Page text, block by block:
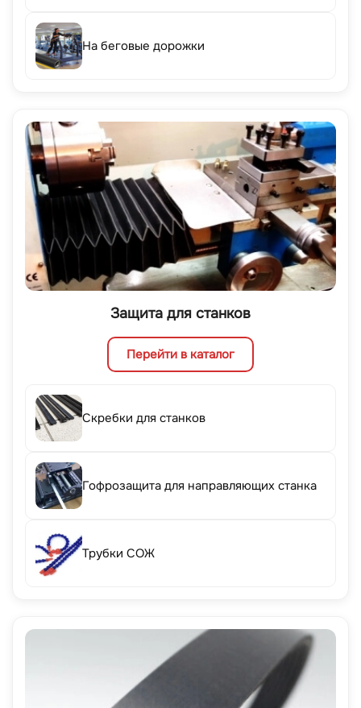
На беговые дорожки
Защита для станков
Перейти в каталог
Скребки для станков
Гофрозащита для направляющих станка
Трубки СОЖ